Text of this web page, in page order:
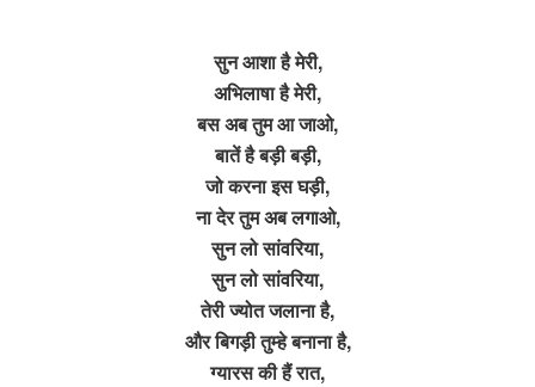
सुन आशा है मेरी,
अभिलाषा है मेरी,
बस अब तुम आ जाओ,
बातें है बड़ी बड़ी,
जो करना इस घड़ी,
ना देर तुम अब लगाओ,
सुन लो सांवरिया,
सुन लो सांवरिया,
तेरी ज्योत जलाना है,
और बिगड़ी तुम्हे बनाना है,
ग्यारस की हैं रात,